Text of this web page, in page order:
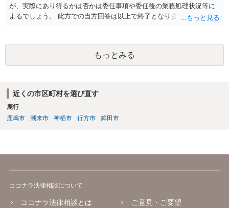
が、実際にあり得るかは否かは委任事項や委任後の業務処理状況等に
よるでしょう。 此方での当方回答は以上で終了となりますが、参考に
もっとみる
近くの市区町村を選び直す
鹿行
鹿嶋市
潮来市 神栖市 行方市 鉾田市
ココナラ法律相談について
ココナラ法律相談とは ご意見・ご要望